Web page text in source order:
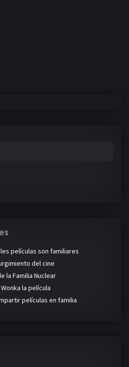
películas son familiares
del cine
la Familia Nuclear
la película
películas en familia